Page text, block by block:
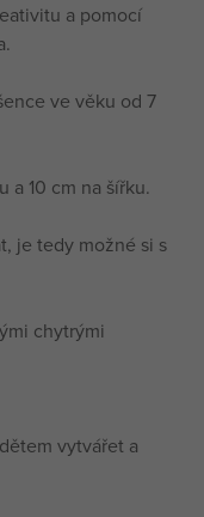
a pomocí
ve věku od 7
a 10 cm na šířku.
je tedy možné si s
chytrými
vytvářet a